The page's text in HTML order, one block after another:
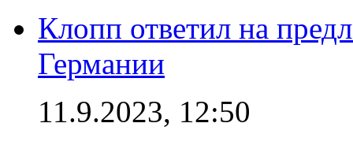
Клопп ответил на
Германии
11.9.2023, 12:50